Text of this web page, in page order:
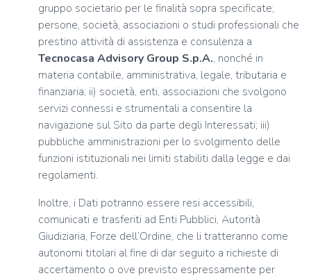
gruppo societario per le finalità sopra specificate;
persone, società, associazioni o studi professionali che
prestino attività di assistenza e consulenza a
Tecnocasa Advisory Group S.p.A., nonché in
materia contabile, amministrativa, legale, tributaria e
finanziaria; ii) società, enti, associazioni che svolgono
servizi connessi e strumentali a consentire la
navigazione sul Sito da parte degli Interessati; iii)
pubbliche amministrazioni per lo svolgimento delle
funzioni istituzionali nei limiti stabiliti dalla legge e dai
regolamenti.
Inoltre, i Dati potranno essere resi accessibili,
comunicati e trasferiti ad Enti Pubblici, Autorità
Giudiziaria, Forze dell’Ordine, che li tratteranno come
autonomi titolari al fine di dar seguito a richieste di
accertamento o ove previsto espressamente per